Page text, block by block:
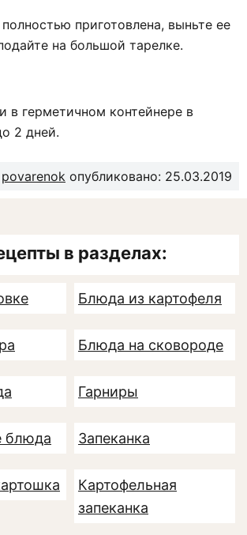
приготовлена, выньте ее
на большой тарелке.
в герметичном контейнере в
2 дней.
povarenok опубликовано: 25.03.2019
в разделах:
Блюда из картофеля
Блюда на сковороде
Гарниры
блюда Запеканка
Картофельная
запеканка